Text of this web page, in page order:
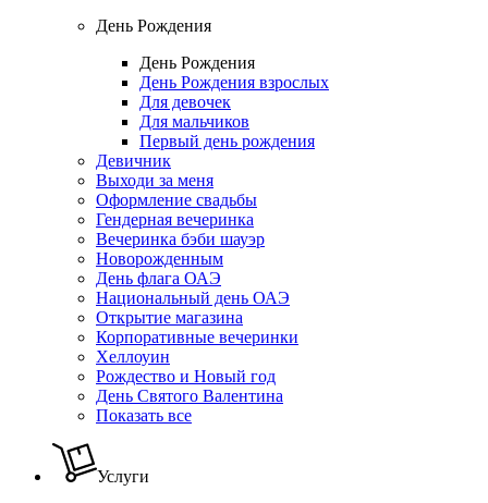
День Рождения
День Рождения
День Рождения взрослых
Для девочек
Для мальчиков
Первый день рождения
Девичник
Выходи за меня
Оформление свадьбы
Гендерная вечеринка
Вечеринка бэби шауэр
Новорожденным
День флага ОАЭ
Национальный день ОАЭ
Открытие магазина
Корпоративные вечеринки
Хеллоуин
Рождество и Новый год
День Святого Валентина
Показать все
Услуги